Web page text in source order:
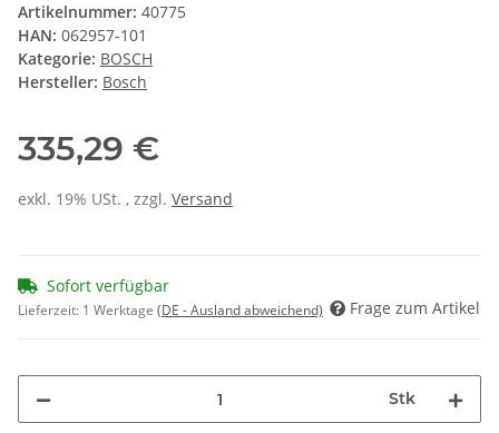
Artikelnummer: 40775
HAN: 062957-101
Kategorie: BOSCH
Hersteller: Bosch
335,29 €
exkl. 19% USt. , zzgl. Versand
Sofort verfügbar
Lieferzeit: 1 Werktage (DE - Ausland abweichend) Frage zum Artikel
Stk